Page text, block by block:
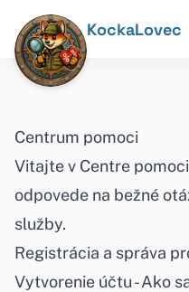
KockaLovec
Centrum pomoci
Vitajte v Centre
odpovede na bežné
služby.
Registrácia a správa
Vytvorenie účtu- Ako